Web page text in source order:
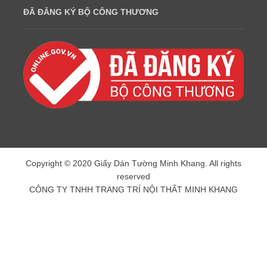
ĐÃ ĐĂNG KÝ BỘ CÔNG THƯƠNG
Copyright © 2020 Giấy Dán Tường Minh Khang. All rights
reserved
CÔNG TY TNHH TRANG TRÍ NỘI THẤT MINH KHANG